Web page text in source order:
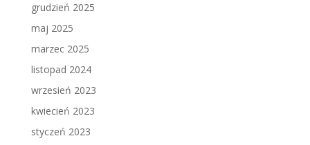
grudzień 2025
maj 2025
marzec 2025
listopad 2024
wrzesień 2023
kwiecień 2023
styczeń 2023